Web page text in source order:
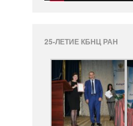
25-ЛЕТИЕ КБНЦ РАН